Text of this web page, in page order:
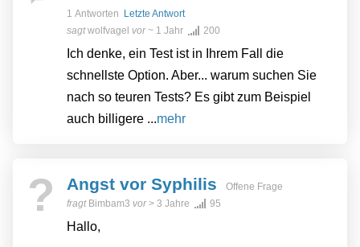
1 Antworten
Letzte Antwort
sagtwolfvagel vor~ 1 Jahr 200
Ich denke, ein Test ist in Ihrem Fall die
schnellste Option. Aber... warum suchen Sie
nach so teuren Tests? Es gibt zum Beispiel
auch billigere ...mehr
? Angst vor Syphilis
Offene Frage
fragt Bimbam3 vor> 3 Jahre 95
Hallo,